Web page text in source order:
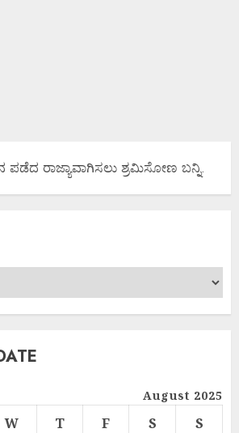
ರಾಜ್ಯಾವಾಗಿಸಲು ಶ್ರಮಿಸೋಣ ಬನ್ನಿ.
August 2025
W T F S
S